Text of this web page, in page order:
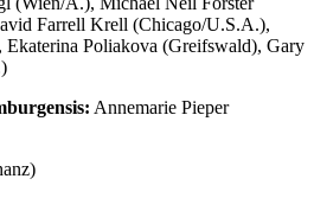
Farrell Krell (Chicago/U.S.A.),
Poliakova (Greifswald), Gary
Annemarie Pieper